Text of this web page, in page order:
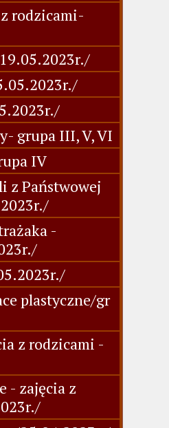
rodzicami-
grupa III, V, VI
IV
z Państwowej
-
plastyczne/gr
z rodzicami -
- zajęcia z